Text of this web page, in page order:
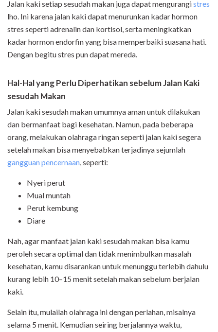
Jalan kaki setiap sesudah makan juga dapat mengurangistres
lho. Ini karena jalan kaki dapat menurunkan kadar hormon
stres seperti adrenalin dan kortisol, serta meningkatkan
kadar hormon endorfin yang bisa memperbaiki suasana hati.
Dengan begitu stres pun dapat mereda.
Hal-Hal yang Perlu Diperhatikan sebelum Jalan Kaki
sesudah Makan
Jalan kaki sesudah makan umumnya aman untuk dilakukan
dan bermanfaat bagi kesehatan. Namun, pada beberapa
orang, melakukan olahraga ringan seperti jalan kaki segera
setelah makan bisa menyebabkan terjadinya sejumlah
gangguan pencernaan , seperti:
Nyeri perut
Mual muntah
Perut kembung
Diare
Nah, agar manfaat jalan kaki sesudah makan bisa kamu
peroleh secara optimal dan tidak menimbulkan masalah
kesehatan, kamu disarankan untuk menunggu terlebih dahulu
kurang lebih 10–15 menit setelah makan sebelum berjalan
kaki.
Selain itu, mulailah olahraga ini dengan perlahan, misalnya
selama 5 menit. Kemudian seiring berjalannya waktu,